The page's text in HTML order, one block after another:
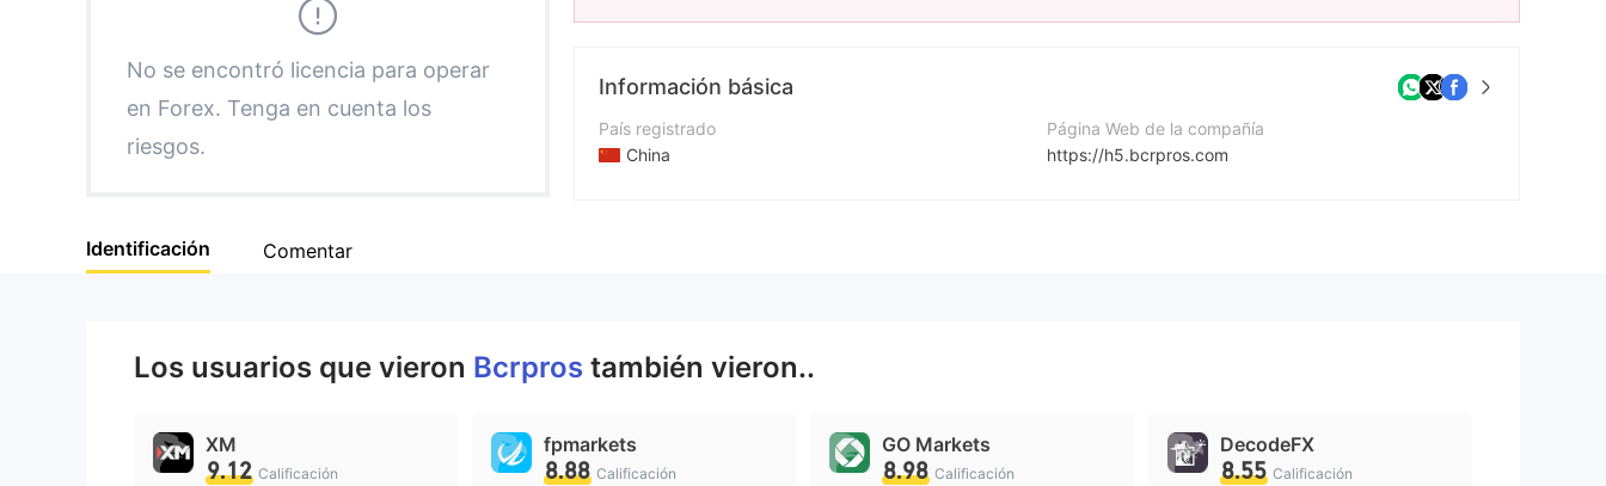
5
6
7
8
9
5
9
No se encontró licencia para operar
en Forex. Tenga en cuenta los
riesgos.
Información básica
País registrado
China
Página Web de la compañía
https://h5.bcrpros.com
Identificación Comentar
Los usuarios que vieron Bcrpros también vieron..
XM
9.12 Calificación
fpmarkets
8.88 Calificación
GO Markets
8.98 Calificación
DecodeFX
8.55 Calificación